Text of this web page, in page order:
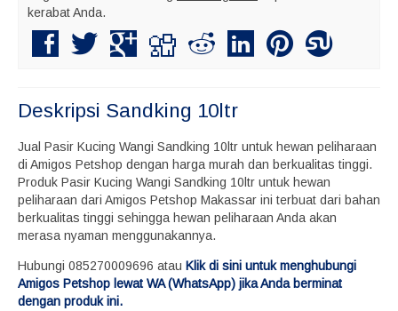
kerabat Anda.
Deskripsi Sandking 10ltr
Jual Pasir Kucing Wangi Sandking 10ltr untuk hewan peliharaan
di Amigos Petshop dengan harga murah dan berkualitas tinggi.
Produk Pasir Kucing Wangi Sandking 10ltr untuk hewan
peliharaan dari Amigos Petshop Makassar ini terbuat dari bahan
berkualitas tinggi sehingga hewan peliharaan Anda akan
merasa nyaman menggunakannya.
Hubungi 085270009696 atau Klik di sini untuk menghubungi
Amigos Petshop lewat WA (WhatsApp) jika Anda berminat
dengan produk ini.